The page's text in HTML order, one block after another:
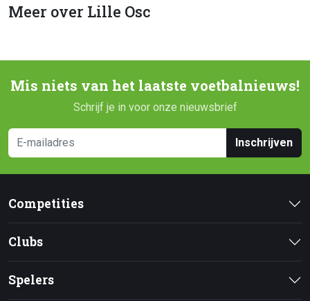
Meer over Lille Osc
Mis niets van het laatste voetbalnieuws!
Schrijf je in voor onze nieuwsbrief
Inschrijven
Competities
Clubs
Spelers